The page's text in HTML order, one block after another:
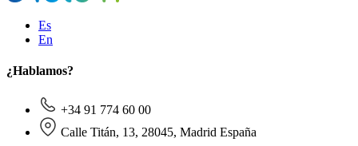
Es
En
¿Hablamos?
+34 91 774 60 00
Calle Titán, 13, 28045, Madrid España